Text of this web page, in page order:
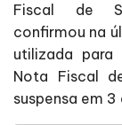
Fiscal de
confirmou na
utilizada para
Nota Fiscal
suspensa em